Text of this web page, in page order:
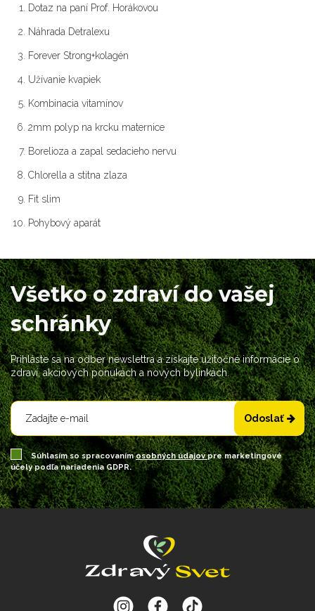
Dotaz na paní Prof. Horákovou
Náhrada Detralexu
Forever Strong+kolagén
Užívanie kvapiek
Kombinacia vitamínov
2mm polyp na krcku maternice
Borelioza a zapal sedacieho nervu
Chlorella a stitna zlaza
Fit slim
Pohybový aparát
Všetko o zdraví do vašej
schránky
Prihláste sa na odber newslettra a získajte užitočné informácie o
zdraví, akciových ponukách a nových bylinkách.
Odoslať
Súhlasím so spracovanímosobných údajovpre marketingové
účely podľa nariadenia GDPR.